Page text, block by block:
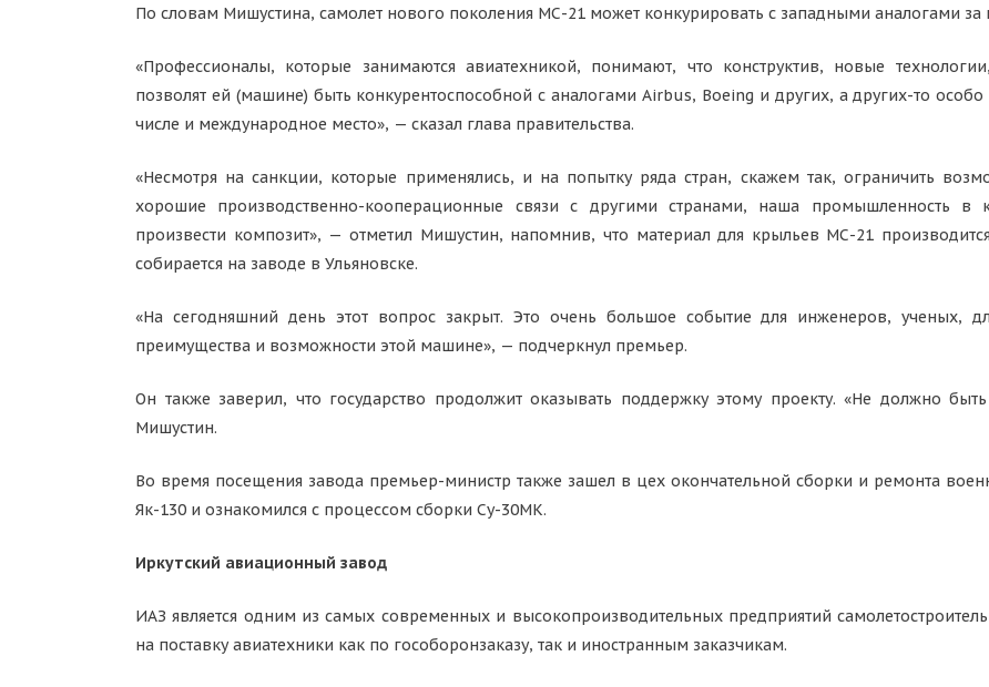
По словам Мишустина, самолет нового поколения МС-21 может конкурировать с западными аналогами
«Профессионалы, которые занимаются авиатехникой, понимают, что конструктив, новые
позволят ей (машине) быть конкурентоспособной с аналогами Airbus, Boeing и других, а других-то
числе и международное место», — сказал глава правительства.
«Несмотря на санкции, которые применялись, и на попытку ряда стран, скажем так, ограничить
хорошие производственно-кооперационные связи с другими странами, наша промышленность в
произвести композит», — отметил Мишустин, напомнив, что материал для крыльев МС-21
собирается на заводе в Ульяновске.
«На сегодняшний день этот вопрос закрыт. Это очень большое событие для инженеров, ученых,
преимущества и возможности этой машине», — подчеркнул премьер.
Он также заверил, что государство продолжит оказывать поддержку этому проекту. «Не должно
Мишустин.
Во время посещения завода премьер-министр также зашел в цех окончательной сборки и ремонта
Як-130 и ознакомился с процессом сборки Су-30МК.
Иркутский авиационный завод
ИАЗ является одним из самых современных и высокопроизводительных предприятий
на поставку авиатехники как по гособоронзаказу, так и иностранным заказчикам.